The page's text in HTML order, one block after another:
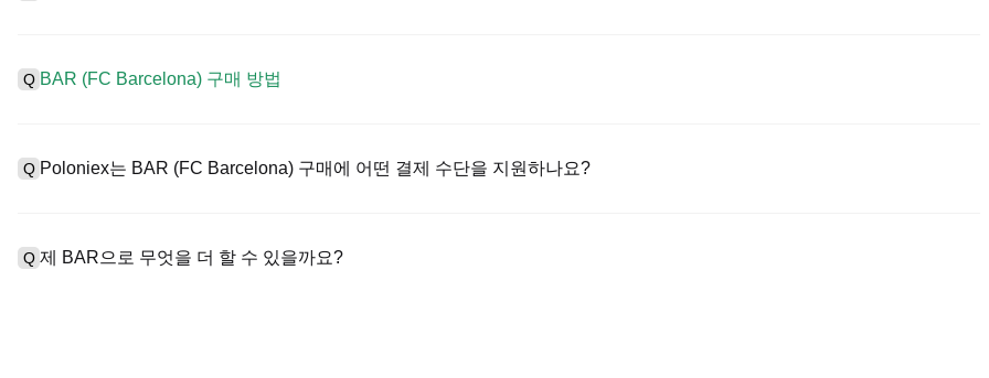
인터페이스, 높은 유동성, 거래를 간소화할 수 있는 다양한 거래 도구를 제공합니다. 예를 들어, Poloniex는 BAR을 포함한 다양한 암호화폐
에서 거래를 지원하고 경쟁력 있는 거래 수수료를 제공합니다.
1. 계정을 생성하고 KYC 인증을 완료합니다.
2. 법정화폐와 암호화폐로 계정에 자금을 지원합니다.
Q BAR (FC Barcelona) 구매 방법
를 시작하세요.
Q Poloniex는 BAR (FC Barcelona) 구매에 어떤 결제 수단을 지원하나요?
1) 신용/직불 카드(예: 비자 및 마스터카드)로 스테이블코인(예: USDT)을 즉시 구매할 수 있습니다.
2) 다른 사용자로부터 USDT를 구매하는 P2P 거래는 관리 메커니즘에 의해 보호됩니다.
Q 제 BAR으로 무엇을 더 할 수 있을까요?